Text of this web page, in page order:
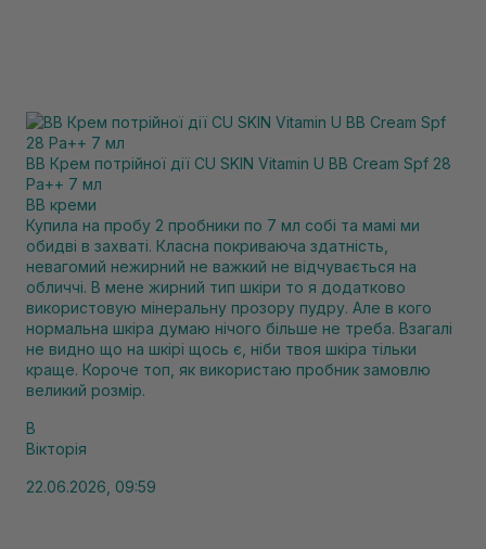
BB Крем потрійної дії CU SKIN Vitamin U BB Cream Spf 28
Pa++ 7 мл
BB креми
Купила на пробу 2 пробники по 7 мл собі та мамі ми
обидві в захваті. Класна покриваюча здатність,
невагомий нежирний не важкий не відчувається на
обличчі. В мене жирний тип шкіри то я додатково
використовую мінеральну прозору пудру. Але в кого
нормальна шкіра думаю нічого більше не треба. Взагалі
не видно що на шкірі щось є, ніби твоя шкіра тільки
краще. Короче топ, як використаю пробник замовлю
великий розмір.
В
Вікторія
22.06.2026, 09:59